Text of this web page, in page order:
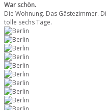
War schön.
Die Wohnung. Das Gästezimmer.
tolle sechs Tage.